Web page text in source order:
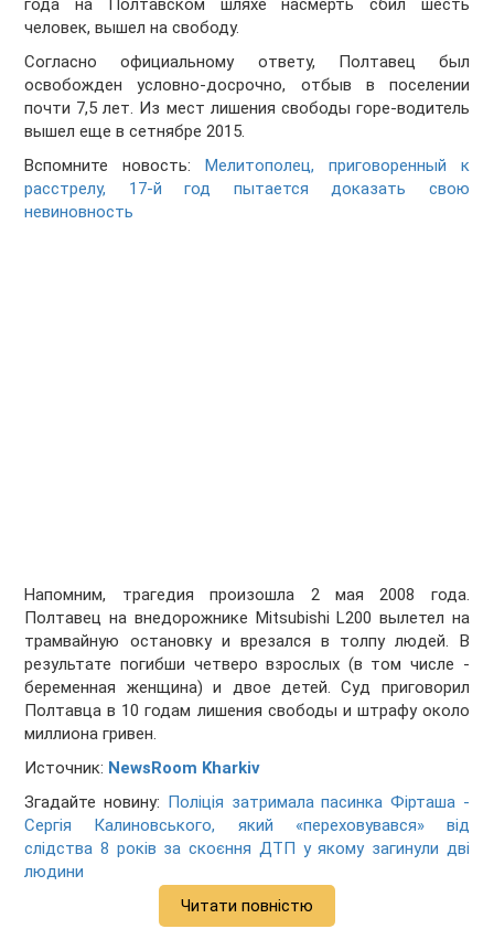
года на Полтавском шляхе насмерть сбил шесть
человек, вышел на свободу.
Согласно официальному ответу, Полтавец был
освобожден условно-досрочно, отбыв в поселении
почти 7,5 лет. Из мест лишения свободы горе-водитель
вышел еще в сетнябре 2015.
Вспомните новость:
Мелитополец, приговоренный к
расстрелу, 17-й год пытается доказать свою
невиновность
Напомним, трагедия произошла 2 мая 2008 года.
Полтавец на внедорожнике Mitsubishi L200 вылетел на
трамвайную остановку и врезался в толпу людей. В
результате погибши четверо взрослых (в том числе -
беременная женщина) и двое детей. Суд приговорил
Полтавца в 10 годам лишения свободы и штрафу около
миллиона гривен.
Источник: NewsRoom Kharkiv
Згадайте новину:
Поліція затримала пасинка Фірташа -
Сергія Калиновського, який «переховувався» від
слідства 8 років за скоєння ДТП у якому загинули дві
людини
Читати повністю